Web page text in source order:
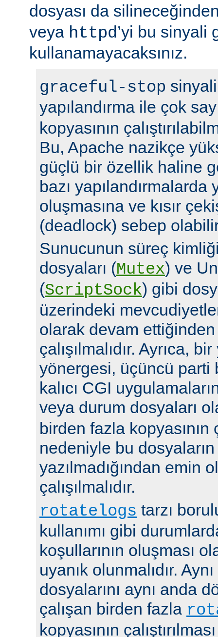
dosyası da
veya httpd’yi bu sinyali
kullanamayacaksınız.
graceful-stop
yapılandırma ile çok
kopyasının
Bu, Apache nazikçe
güçlü bir özellik haline
bazı yapılandırmalarda
oluşmasına ve kısır
(deadlock) sebep
Sunucunun süreç
dosyaları (Mutex) ve
(ScriptSock) gibi
üzerindeki
olarak devam
çalışılmalıdır. Ayrıca,
yönergesi, üçüncü parti
kalıcı CGI
veya durum dosyaları
birden fazla kopyasının
nedeniyle bu
yazılmadığından emin
çalışılmalıdır.
rotatelogs tarzı
kullanımı gibi
koşullarının oluşması
uyanık olunmalıdır.
dosyalarını aynı anda
çalışan birden fazla
kopyasının